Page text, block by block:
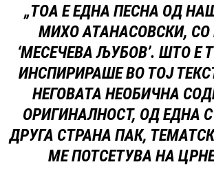
„ТОА Е ЕДНА ПЕСНА ОД
МИХО АТАНАСОВСКИ,
‘МЕСЕЧЕВА ЉУБОВ’. ШТО Е
ИНСПИРИРАШЕ ВО ТОЈ
НЕГОВАТА НЕОБИЧНА
ОРИГИНАЛНОСТ, ОД ЕДНА
ДРУГА СТРАНА ПАК,
МЕ ПОТСЕТУВА НА